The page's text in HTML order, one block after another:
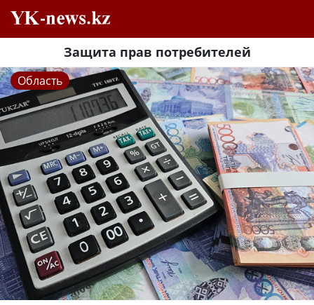
Защита прав потребителей
Область